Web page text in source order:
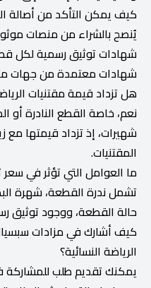
كيف يمكن التأكد من أصالة
يُنصح بالشراء من منصات
شهادات توثيق رسمية لكل
شهادات معتمدة من جهات
هل تزداد قيمة مقتنيات
نعم، خاصة القطع النادرة أو
شهيرات، إذ تزداد قيمتها
المقتنيات.
ما العوامل التي تؤثر في سعر
تشمل ندرة القطعة، شهرة
حالة القطعة، ووجود توثيق
كيف أشارك في مزادات
الرياضة النسائية؟
يمكنك تقديم طلب للمشاركة